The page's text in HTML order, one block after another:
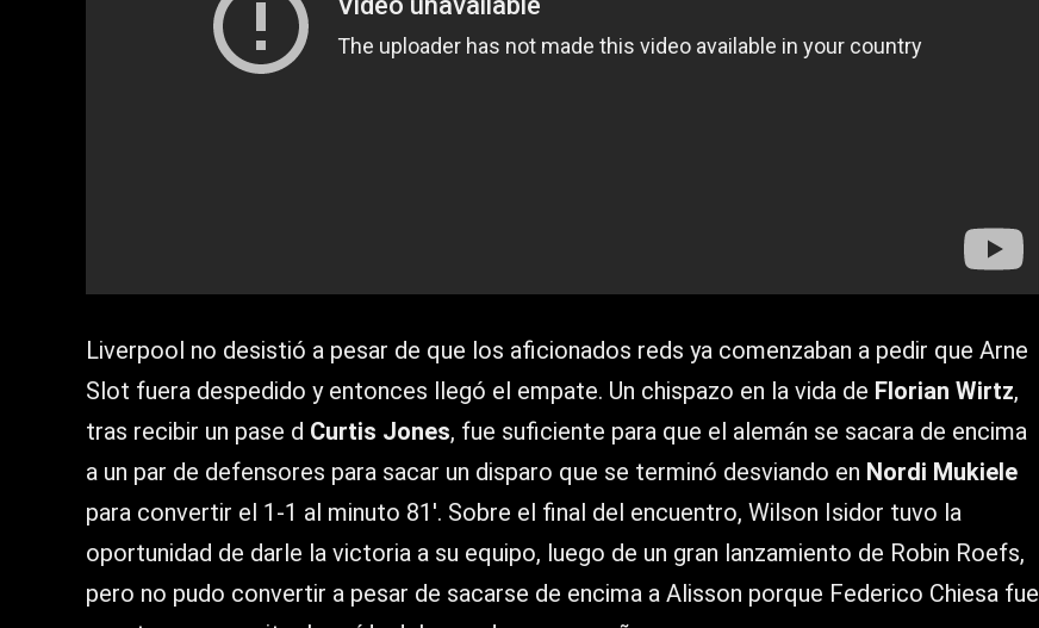
Liverpool no desistió a pesar de que los aficionados reds ya comenzaban a pedir que Arne
Slot fuera despedido y entonces llegó el empate. Un chispazo en la vida de Florian Wirtz,
tras recibir un pase d Curtis Jones, fue suficiente para que el alemán se sacara de encima
a un par de defensores para sacar un disparo que se terminó desviando en Nordi Mukiele
para convertir el 1-1 al minuto 81′. Sobre el final del encuentro, Wilson Isidor tuvo la
oportunidad de darle la victoria a su equipo, luego de un gran lanzamiento de Robin Roefs,
pero no pudo convertir a pesar de sacarse de encima a Alisson porque Federico Chiesa fue